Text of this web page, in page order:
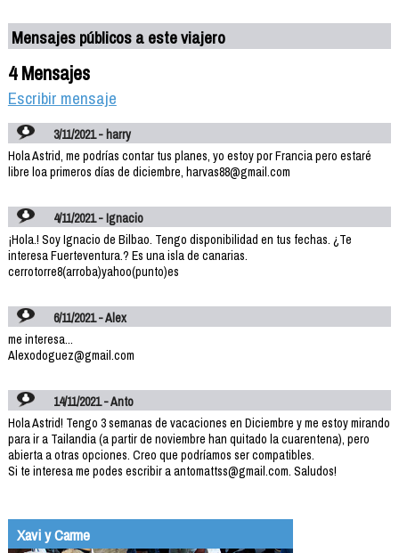
Mensajes públicos a este viajero
4 Mensajes
Escribir mensaje
3/11/2021 - harry
Hola Astrid, me podrías contar tus planes, yo estoy por Francia pero estaré
libre loa primeros días de diciembre, harvas88@gmail.com
4/11/2021 - Ignacio
¡Hola.! Soy Ignacio de Bilbao. Tengo disponibilidad en tus fechas. ¿Te
interesa Fuerteventura.? Es una isla de canarias.
cerrotorre8(arroba)yahoo(punto)es
6/11/2021 - Alex
me interesa...
Alexodoguez@gmail.com
14/11/2021 - Anto
Hola Astrid! Tengo 3 semanas de vacaciones en Diciembre y me estoy mirando
para ir a Tailandia (a partir de noviembre han quitado la cuarentena), pero
abierta a otras opciones. Creo que podríamos ser compatibles.
Si te interesa me podes escribir a antomattss@gmail.com. Saludos!
Xavi y Carme